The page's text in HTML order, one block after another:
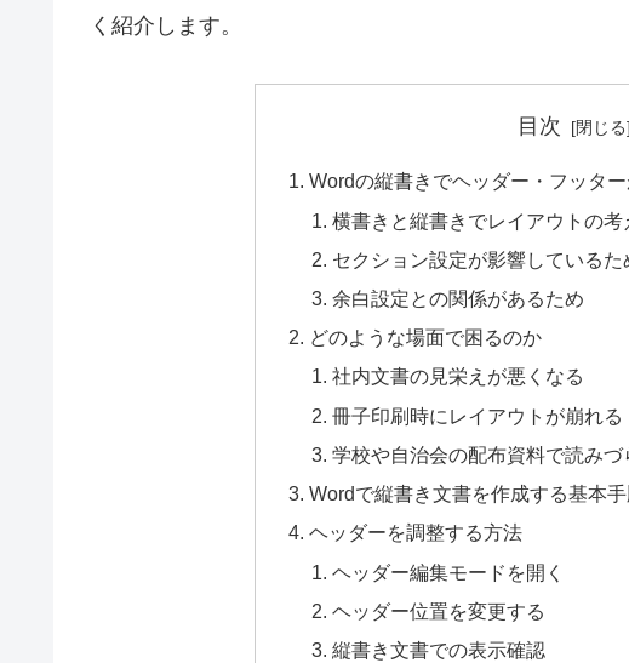
く紹介します。
目次
Wordの縦書きでヘッダー・フッタ
横書きと縦書きでレイアウトの
セクション設定が影響しているた
余白設定との関係があるため
どのような場面で困るのか
社内文書の見栄えが悪くなる
冊子印刷時にレイアウトが崩れる
学校や自治会の配布資料で読みづ
Wordで縦書き文書を作成する基本
ヘッダーを調整する方法
ヘッダー編集モードを開く
ヘッダー位置を変更する
縦書き文書での表示確認